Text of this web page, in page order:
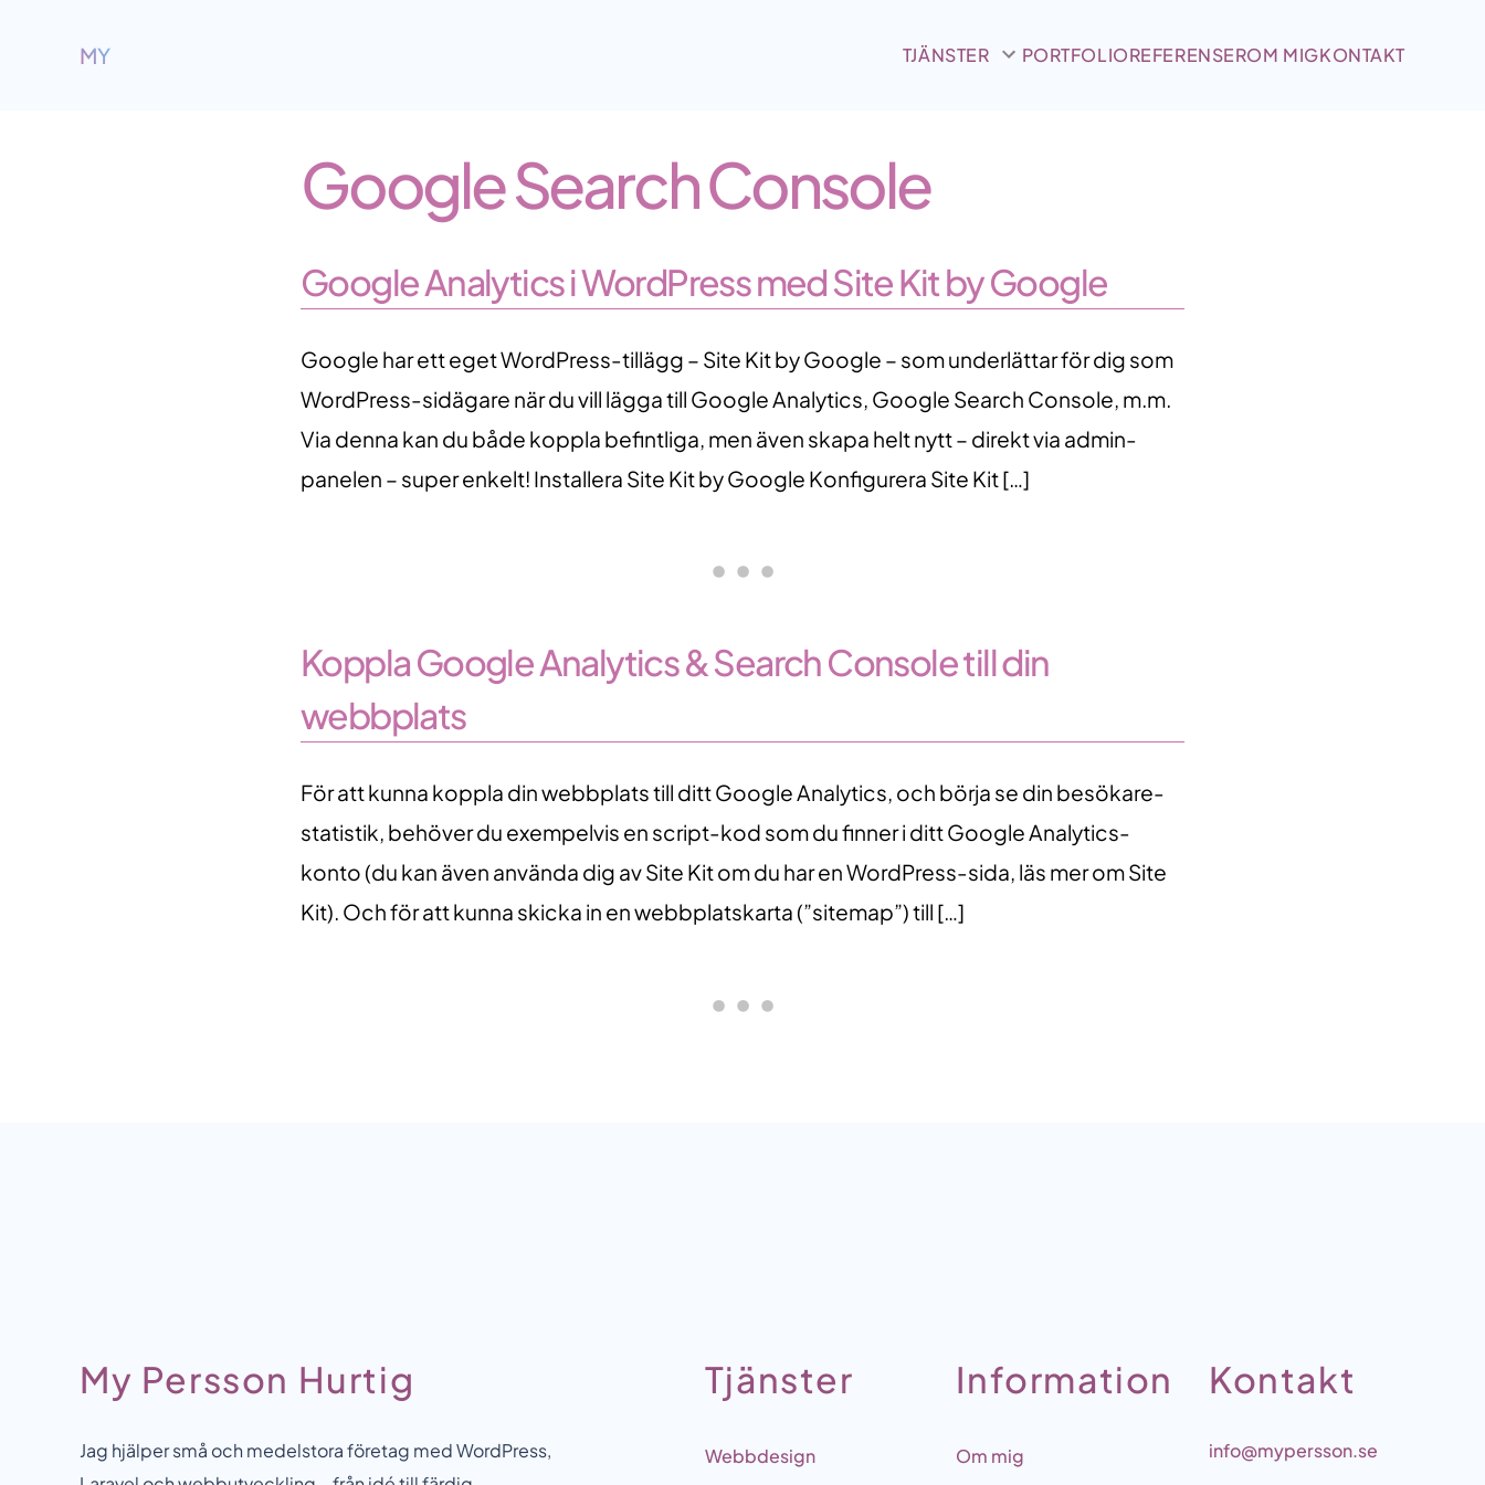
MY TJÄNSTER PORTFOLIOREFERENSEROM MIGKONTAKT
Google Search Console
Google Analytics i WordPress med Site Kit by Google
Google har ett eget WordPress-tillägg – Site Kit by Google – som underlättar för dig som
WordPress-sidägare när du vill lägga till Google Analytics, Google Search Console, m.m.
Via denna kan du både koppla befintliga, men även skapa helt nytt – direkt via admin-
panelen – super enkelt! Installera Site Kit by Google Konfigurera Site Kit […]
Koppla Google Analytics & Search Console till din
webbplats
För att kunna koppla din webbplats till ditt Google Analytics, och börja se din besökare-
statistik, behöver du exempelvis en script-kod som du finner i ditt Google Analytics-
konto (du kan även använda dig av Site Kit om du har en WordPress-sida, läs mer om Site
Kit). Och för att kunna skicka in en webbplatskarta (”sitemap”) till […]
My Persson Hurtig
Jag hjälper små och medelstora företag med WordPress,
Tjänster
Webbdesign
Information
Om mig
Kontakt
info@mypersson.se